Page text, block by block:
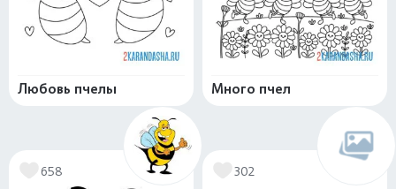
Любовь пчелы Много пчел
658 302